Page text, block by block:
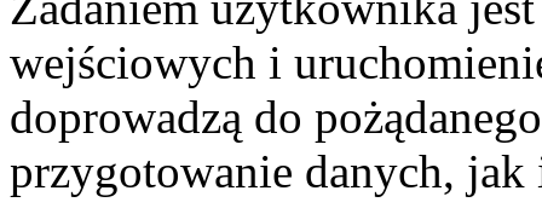
wejściowych i
doprowadzą do
przygotowanie danych,